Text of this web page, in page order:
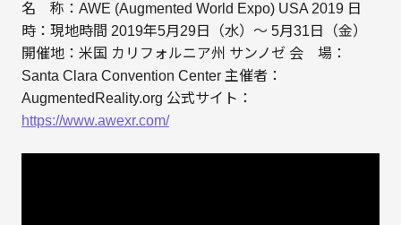
名 称：AWE (Augmented World Expo) USA 2019 日
時：現地時間 2019年5月29日（水）～ 5月31日（金）
開催地：米国 カリフォルニア州 サンノゼ 会 場：
Santa Clara Convention Center 主催者：
AugmentedReality.org 公式サイト：
https://www.awexr.com/